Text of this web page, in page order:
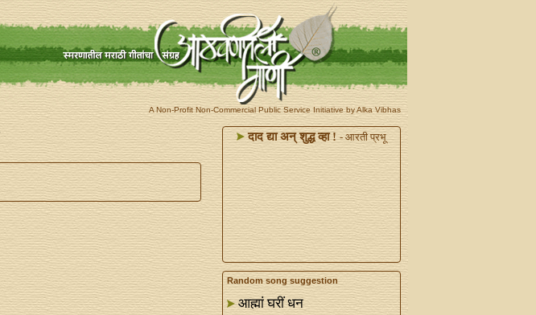
A Non-Profit Non-Commercial Public Service Initiative by Alka Vibhas
दाद द्या अन्‌ शुद्ध व्हा ! - आरती प्रभू
Random song suggestion
आह्मां घरीं धन